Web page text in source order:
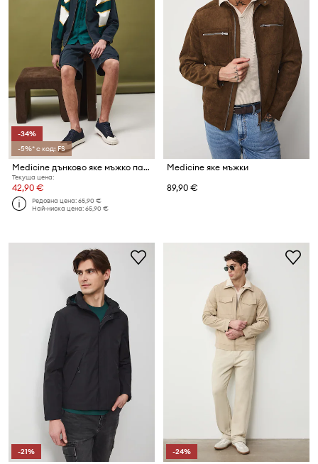
-34%
-5%* с код: FS
Medicine дънково яке мъжко памучно
Текуща цена:
42,90 €
Редовна цена:65,90 €
Най-ниска цена:65,90 €
Medicine яке мъжки
89,90 €
-21% -24%